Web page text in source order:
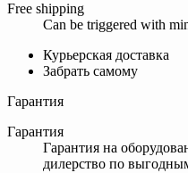
Free shipping
Can be triggered with
Курьерская доставка
Забрать самому
Гарантия
Гарантия
Гарантия на
дилерство по